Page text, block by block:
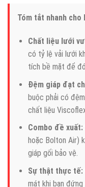
Tóm tắt nhanh cho
Chất liệu lưới
có tỷ lệ vải lưới
tích bề mặt để
Đệm giáp đạt
buộc phải có
chất liệu
Combo đề xuất:
hoặc Bolton Air)
giáp gối bảo vệ.
Sự thật thực tế:
mát khi bạn